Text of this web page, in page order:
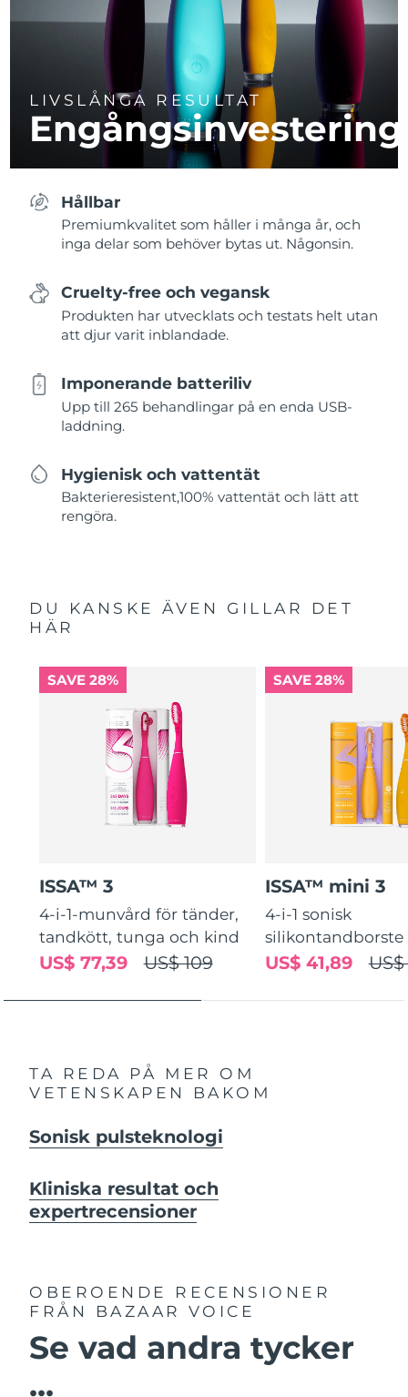
LIVSLÅNGA RESULTAT
Engångsinvestering
Hållbar
Premiumkvalitet som håller i många år, och
inga delar som behöver bytas ut. Någonsin.
Cruelty-free och vegansk
Produkten har utvecklats och testats helt utan
att djur varit inblandade.
Imponerande batteriliv
Upp till 265 behandlingar på en enda USB-
laddning.
Hygienisk och vattentät
Bakterieresistent,100% vattentät och lätt att
rengöra.
DU KANSKE ÄVEN GILLAR DET
HÄR
SAVE 28%
ISSA™ 3
4-i-1-munvård för tänder,
tandkött, tunga och kind
US$ 109
US$ 77,39
SAVE 28%
ISSA™ mini 3
4-i-1 sonisk
silikontandborste
US$ 41,89
TA REDA PÅ MER OM
VETENSKAPEN BAKOM
Sonisk pulsteknologi
Kliniska resultat och
expertrecensioner
OBEROENDE RECENSIONER
FRÅN BAZAAR VOICE
Se vad andra tycker
...